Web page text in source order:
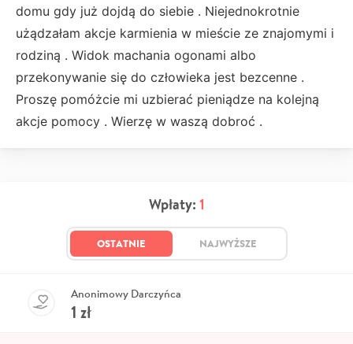
domu gdy już dojdą do siebie . Niejednokrotnie
użądzałam akcje karmienia w mieście ze znajomymi i
rodziną . Widok machania ogonami albo
przekonywanie się do człowieka jest bezcenne .
Proszę pomóżcie mi uzbierać pieniądze na kolejną
akcje pomocy . Wierzę w waszą dobroć .
Wpłaty: 1
OSTATNIE NAJWYŻSZE
Anonimowy Darczyńca
1 zł